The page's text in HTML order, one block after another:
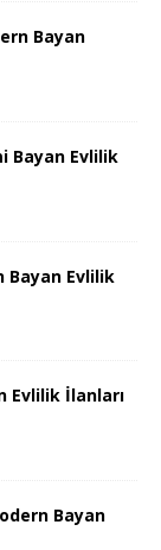
Bayan
Bayan Evlilik
Bayan Evlilik
Evlilik İlanları
Bayan